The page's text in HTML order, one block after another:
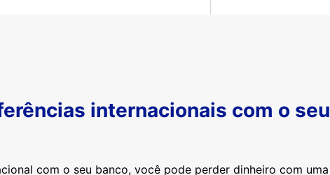
internacionais com o seu
com o seu banco, você pode perder dinheiro com uma